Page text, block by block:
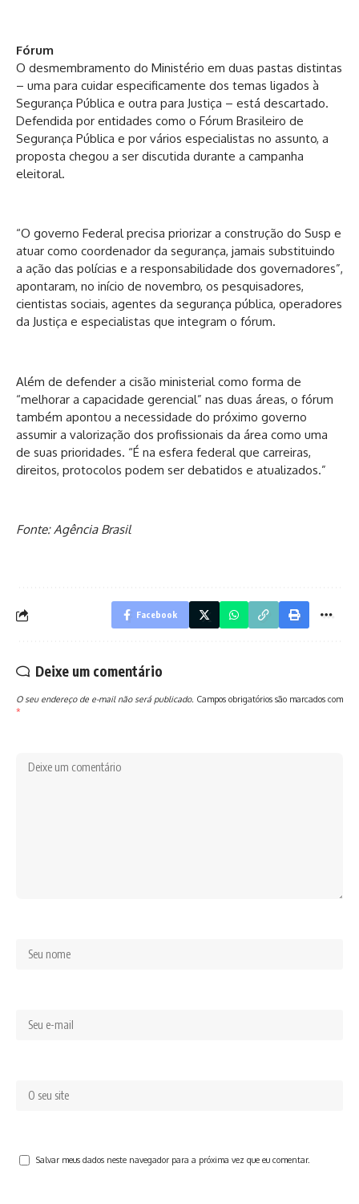
Fórum
O desmembramento do Ministério em duas pastas distintas
– uma para cuidar especificamente dos temas ligados à
Segurança Pública e outra para Justiça – está descartado.
Defendida por entidades como o Fórum Brasileiro de
Segurança Pública e por vários especialistas no assunto, a
proposta chegou a ser discutida durante a campanha
eleitoral.
“O governo Federal precisa priorizar a construção do Susp e
atuar como coordenador da segurança, jamais substituindo
a ação das polícias e a responsabilidade dos governadores”,
apontaram, no início de novembro, os pesquisadores,
cientistas sociais, agentes da segurança pública, operadores
da Justiça e especialistas que integram o fórum.
Além de defender a cisão ministerial como forma de
“melhorar a capacidade gerencial” nas duas áreas, o fórum
também apontou a necessidade do próximo governo
assumir a valorização dos profissionais da área como uma
de suas prioridades. “É na esfera federal que carreiras,
direitos, protocolos podem ser debatidos e atualizados.”
Fonte: Agência Brasil
Facebook
Deixe um comentário
O seu endereço de e-mail não será publicado. Campos obrigatórios são marcados com
*
Salvar meus dados neste navegador para a próxima vez que eu comentar.